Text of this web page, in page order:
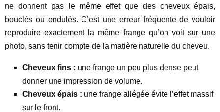
ne donnent pas le même effet que des cheveux épais,
bouclés ou ondulés. C’est une erreur fréquente de vouloir
reproduire exactement la même frange qu’on voit sur une
photo, sans tenir compte de la matière naturelle du cheveu.
Cheveux fins : une frange un peu plus dense peut
donner une impression de volume.
Cheveux épais : une frange allégée évite l’effet massif
sur le front.